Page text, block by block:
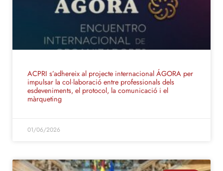
ACPRI s’adhereix al projecte internacional ÁGORA per
impulsar la col·laboració entre professionals dels
esdeveniments, el protocol, la comunicació i el
màrqueting
01/06/2026